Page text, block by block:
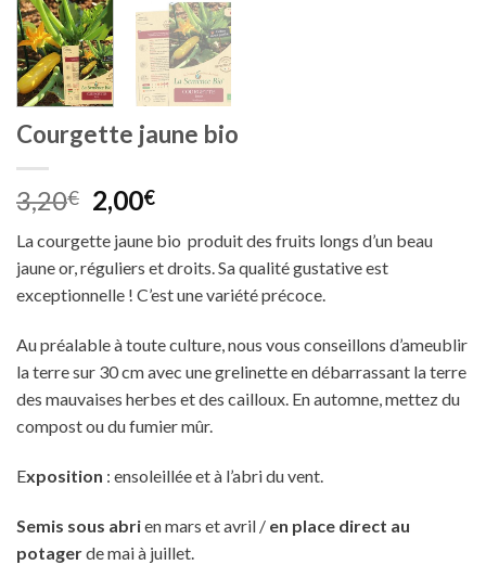
Courgette jaune bio
3,20€ Le
prix
initial
était :
3,20€.
2,00€Le
actuel
est :
2,00€.
La courgette jaune bio produit des fruits longs d’un beau
jaune or, réguliers et droits. Sa qualité gustative est
exceptionnelle ! C’est une variété précoce.
Au préalable à toute culture, nous vous conseillons d’ameublir
la terre sur 30 cm avec une grelinette en débarrassant la terre
des mauvaises herbes et des cailloux. En automne, mettez du
compost ou du fumier mûr.
Exposition : ensoleillée et à l’abri du vent.
Semis sous abrien mars et avril / en place direct au
potagerde mai à juillet.